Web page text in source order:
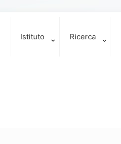
Istituto Ricerca